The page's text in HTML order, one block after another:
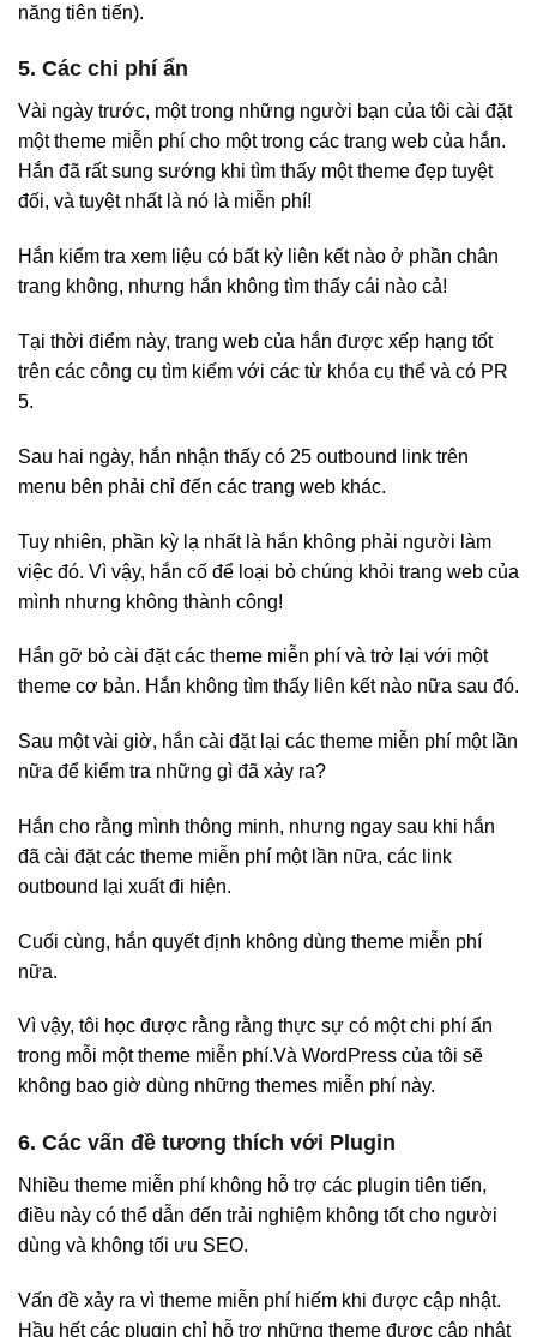
năng tiên tiến).
5. Các chi phí ẩn
Vài ngày trước, một trong những người bạn của tôi cài đặt
một theme miễn phí cho một trong các trang web của hắn.
Hắn đã rất sung sướng khi tìm thấy một theme đẹp tuyệt
đối, và tuyệt nhất là nó là miễn phí!
Hắn kiểm tra xem liệu có bất kỳ liên kết nào ở phần chân
trang không, nhưng hắn không tìm thấy cái nào cả!
Tại thời điểm này, trang web của hắn được xếp hạng tốt
trên các công cụ tìm kiếm với các từ khóa cụ thể và có PR
5.
Sau hai ngày, hắn nhận thấy có 25 outbound link trên
menu bên phải chỉ đến các trang web khác.
Tuy nhiên, phần kỳ lạ nhất là hắn không phải người làm
việc đó. Vì vậy, hắn cố để loại bỏ chúng khỏi trang web của
mình nhưng không thành công!
Hắn gỡ bỏ cài đặt các theme miễn phí và trở lại với một
theme cơ bản. Hắn không tìm thấy liên kết nào nữa sau đó.
Sau một vài giờ, hắn cài đặt lại các theme miễn phí một lần
nữa để kiểm tra những gì đã xảy ra?
Hắn cho rằng mình thông minh, nhưng ngay sau khi hắn
đã cài đặt các theme miễn phí một lần nữa, các link
outbound lại xuất đi hiện.
Cuối cùng, hắn quyết định không dùng theme miễn phí
nữa.
Vì vậy, tôi học được rằng rằng thực sự có một chi phí ẩn
trong mỗi một theme miễn phí.Và WordPress của tôi sẽ
không bao giờ dùng những themes miễn phí này.
6. Các vấn đề tương thích với Plugin
Nhiều theme miễn phí không hỗ trợ các plugin tiên tiến,
điều này có thể dẫn đến trải nghiệm không tốt cho người
dùng và không tối ưu SEO.
Vấn đề xảy ra vì theme miễn phí hiếm khi được cập nhật.
Hầu hết các plugin chỉ hỗ trợ những theme được cập nhật